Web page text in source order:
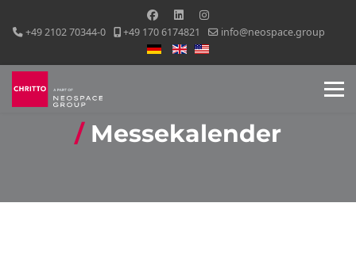
+49 2102 70344-0 +49 170 6174821
info@neospace.group
Sprache auswählen
Messekalender